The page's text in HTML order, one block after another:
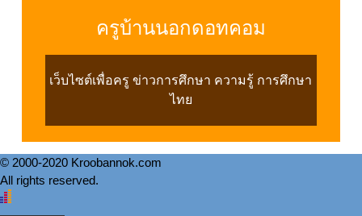
ครูบ้านนอกดอทคอม
เว็บไซต์เพื่อครู ข่าวการศึกษา ความรู้ การศึกษา
ไทย
© 2000-2020 Kroobannok.com
All rights reserved.